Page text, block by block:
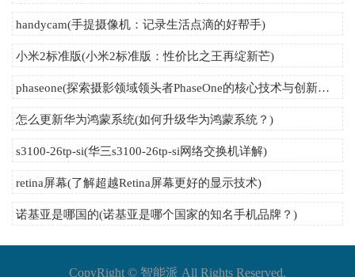
handycam(手提摄像机：记录生活点滴的好帮手)
小米2标准版(小米2标准版：性价比之王再绽新芒)
phaseone(探索摄影领域领头者PhaseOne的核心技术与创新发展)
怎么更新华为鸿蒙系统(如何升级华为鸿蒙系统？)
s3100-26tp-si(华三s3100-26tp-si网络交换机详解)
retina屏幕(了解超越Retina屏幕更好的显示技术)
诺基亚是哪国的(诺基亚是哪个国家的知名手机品牌？)
CopyRight © 智能派 All Rights Reserved.